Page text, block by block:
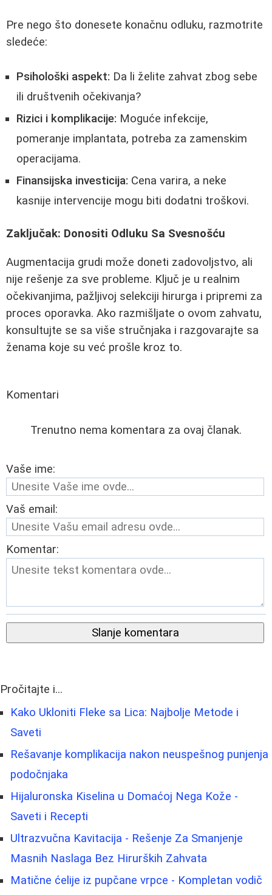
Pre nego što donesete konačnu odluku, razmotrite
sledeće:
Psihološki aspekt: Da li želite zahvat zbog sebe
ili društvenih očekivanja?
Rizici i komplikacije: Moguće infekcije,
pomeranje implantata, potreba za zamenskim
operacijama.
Finansijska investicija: Cena varira, a neke
kasnije intervencije mogu biti dodatni troškovi.
Zaključak: Donositi Odluku Sa Svesnošću
Augmentacija grudi može doneti zadovoljstvo, ali
nije rešenje za sve probleme. Ključ je u realnim
očekivanjima, pažljivoj selekciji hirurga i pripremi za
proces oporavka. Ako razmišljate o ovom zahvatu,
konsultujte se sa više stručnjaka i razgovarajte sa
ženama koje su već prošle kroz to.
Komentari
Trenutno nema komentara za ovaj članak.
Vaše ime:
Vaš email:
Komentar:
Slanje komentara
Pročitajte i...
Kako Ukloniti Fleke sa Lica: Najbolje Metode i
Saveti
Rešavanje komplikacija nakon neuspešnog punjenja
podočnjaka
Hijaluronska Kiselina u Domaćoj Nega Kože -
Saveti i Recepti
Ultrazvučna Kavitacija - Rešenje Za Smanjenje
Masnih Naslaga Bez Hirurških Zahvata
Matične ćelije iz pupčane vrpce - Kompletan vodič